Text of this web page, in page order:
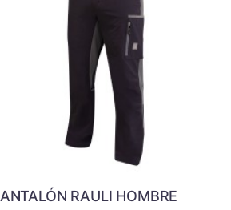
RAULI HOMBRE